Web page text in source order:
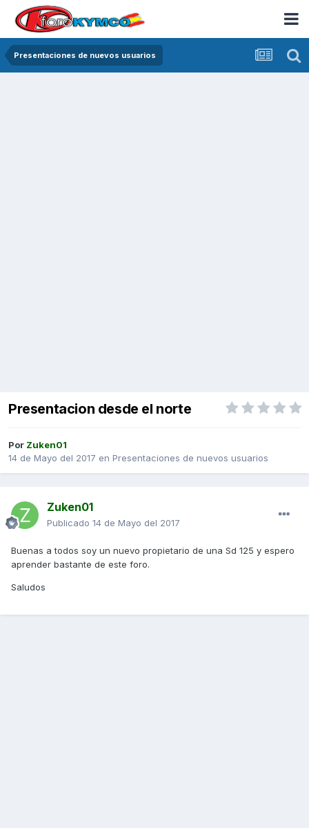
Presentaciones de nuevos usuarios
Presentacion desde el norte
Por Zuken01
14 de Mayo del 2017 en Presentaciones de nuevos usuarios
Zuken01
Publicado 14 de Mayo del 2017
Buenas a todos soy un nuevo propietario de una Sd 125 y espero
aprender bastante de este foro.
Saludos